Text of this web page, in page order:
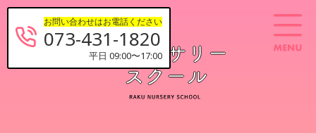
お問い合わせはお電話ください
073-431-1820
平日 09:00〜17:00